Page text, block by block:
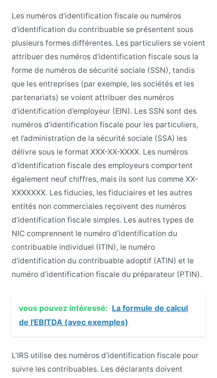
Les numéros d’identification fiscale ou numéros
d’identification du contribuable se présentent sous
plusieurs formes différentes. Les particuliers se voient
attribuer des numéros d’identification fiscale sous la
forme de numéros de sécurité sociale (SSN), tandis
que les entreprises (par exemple, les sociétés et les
partenariats) se voient attribuer des numéros
d’identification d’employeur (EIN). Les SSN sont des
numéros d’identification fiscale pour les particuliers,
et l’administration de la sécurité sociale (SSA) les
délivre sous le format XXX-XX-XXXX. Les numéros
d’identification fiscale des employeurs comportent
également neuf chiffres, mais ils sont lus comme XX-
XXXXXXX. Les fiducies, les fiduciaires et les autres
entités non commerciales reçoivent des numéros
d’identification fiscale simples. Les autres types de
NIC comprennent le numéro d’identification du
contribuable individuel (ITIN), le numéro
d’identification du contribuable adoptif (ATIN) et le
numéro d’identification fiscale du préparateur (PTIN).
vous pouvez intéressé: La formule de calcul
de l'EBITDA (avec exemples)
L’IRS utilise des numéros d’identification fiscale pour
suivre les contribuables. Les déclarants doivent